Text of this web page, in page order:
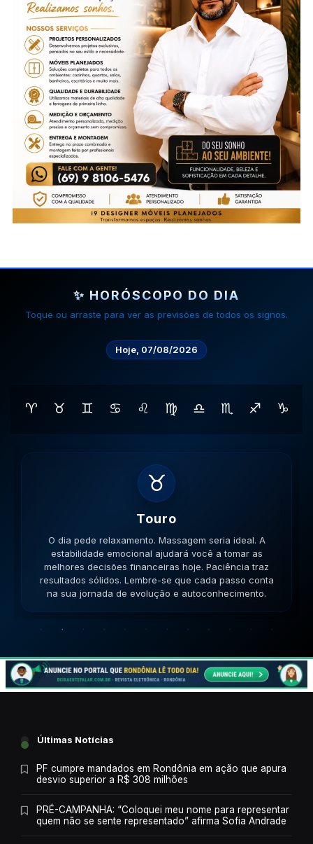
✨ HORÓSCOPO DO DIA
Toque ou arraste para ver as previsões de todos os signos.
Hoje, 07/08/2026
♈ ♉ ♊ ♋ ♌ ♍ ♎ ♏ ♐ ♑
♊
Gemeos
O dia pede movimento. Caminhe, corra, pedale. A
versatilidade é seu ponto forte; use-a para resolver
impasses de forma criativa. A versatilidade ajudará no
sucesso. Lembre-se que cada passo conta na sua
jornada de evolução e autoconhecimento.
Últimas Notícias
PF cumpre mandados em Rondônia em ação que apura
desvio superior a R$ 308 milhões
PRÉ-CAMPANHA: “Coloquei meu nome para representar
quem não se sente representado” afirma Sofia Andrade